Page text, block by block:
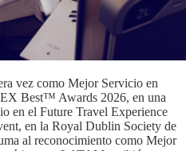
vez como Mejor Servicio en
Best™ Awards 2026, en una
en el Future Travel Experience
en la Royal Dublin Society de
al reconocimiento como Mejor